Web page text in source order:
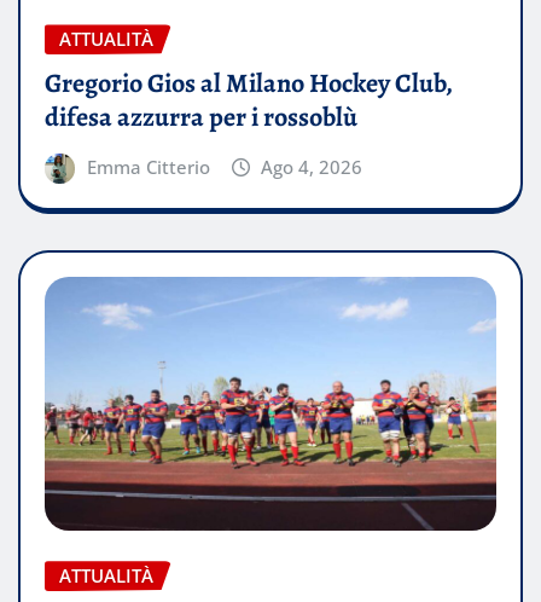
ATTUALITÀ
Gregorio Gios al Milano Hockey Club,
difesa azzurra per i rossoblù
Emma Citterio Ago 4, 2026
ATTUALITÀ